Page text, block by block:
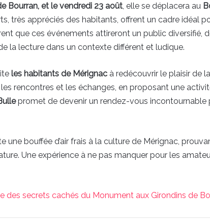
Bourran, et le vendredi 23 août, elle se déplacera au
très appréciés des habitants, offrent un cadre idéal
que ces événements attireront un public diversifié,
la lecture dans un contexte différent et ludique.
les habitants de Mérignac à redécouvrir le plaisir de
rencontres et les échanges, en proposant une
promet de devenir un rendez-vous incontournable
une bouffée d’air frais à la culture de Mérignac,
Une expérience à ne pas manquer pour les
des secrets cachés du Monument aux Girondins de